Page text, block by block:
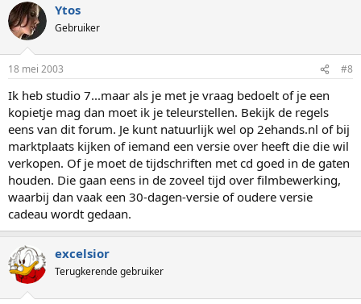
Ytos
Gebruiker
18 mei 2003 #8
Ik heb studio 7...maar als je met je vraag bedoelt of je een
kopietje mag dan moet ik je teleurstellen. Bekijk de regels
eens van dit forum. Je kunt natuurlijk wel op 2ehands.nl of bij
marktplaats kijken of iemand een versie over heeft die die wil
verkopen. Of je moet de tijdschriften met cd goed in de gaten
houden. Die gaan eens in de zoveel tijd over filmbewerking,
waarbij dan vaak een 30-dagen-versie of oudere versie
cadeau wordt gedaan.
excelsior
Terugkerende gebruiker